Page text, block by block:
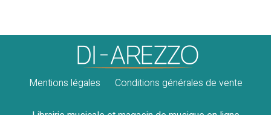
Mentions légales Conditions générales de vente